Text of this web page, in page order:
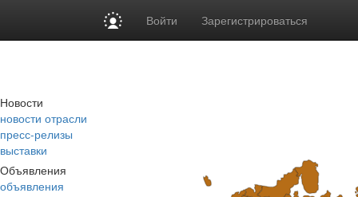
Войти Зарегистрироваться
Новости
новости отрасли
пресс-релизы
выставки
Объявления
объявления